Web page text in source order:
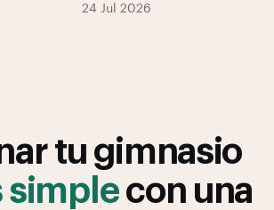
24 Jul 2026
tu gimnasio
simplecon una